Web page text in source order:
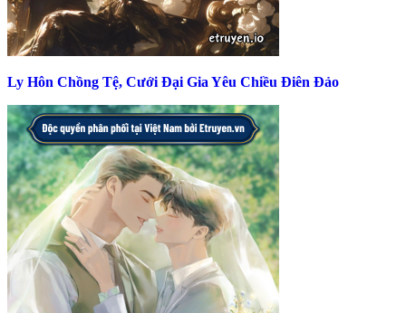
Ly Hôn Chồng Tệ, Cưới Đại Gia Yêu Chiều Điên Đảo